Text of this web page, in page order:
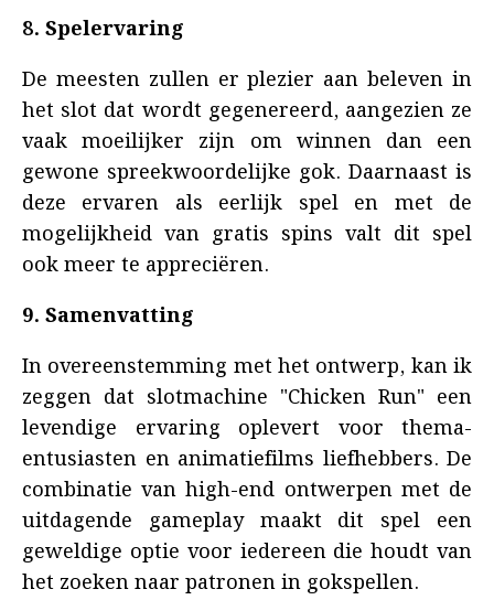
8. Spelervaring
De meesten zullen er plezier aan beleven in
het slot dat wordt gegenereerd, aangezien ze
vaak moeilijker zijn om winnen dan een
gewone spreekwoordelijke gok. Daarnaast is
deze ervaren als eerlijk spel en met de
mogelijkheid van gratis spins valt dit spel
ook meer te appreciëren.
9. Samenvatting
In overeenstemming met het ontwerp, kan ik
zeggen dat slotmachine "Chicken Run" een
levendige ervaring oplevert voor thema-
entusiasten en animatiefilms liefhebbers. De
combinatie van high-end ontwerpen met de
uitdagende gameplay maakt dit spel een
geweldige optie voor iedereen die houdt van
het zoeken naar patronen in gokspellen.